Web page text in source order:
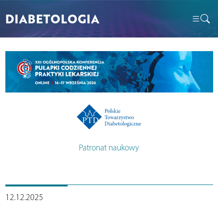
DIABETOLOGIA
Patronat naukowy
12.12.2025